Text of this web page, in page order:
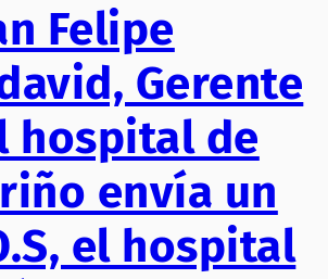
Felipe
Gerente
hospital de
envía un
el hospital